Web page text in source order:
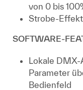
von 0 bis
Strobe-Effekt
SOFTWARE-
Lokale
Parameter
Bedienfeld